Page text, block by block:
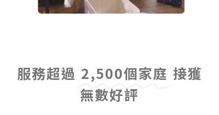
服務超過 2,500個家庭 接獲
無數好評​